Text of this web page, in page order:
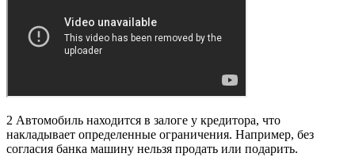
2 Автомобиль находится в залоге у кредитора, что
накладывает определенные ограничения. Например, без
согласия банка машину нельзя продать или подарить.